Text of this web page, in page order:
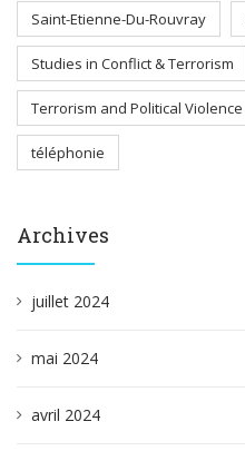
Saint-Etienne-Du-Rouvray
Studies in Conflict & Terrorism
Terrorism and Political Violence
téléphonie
Archives
juillet 2024
mai 2024
avril 2024